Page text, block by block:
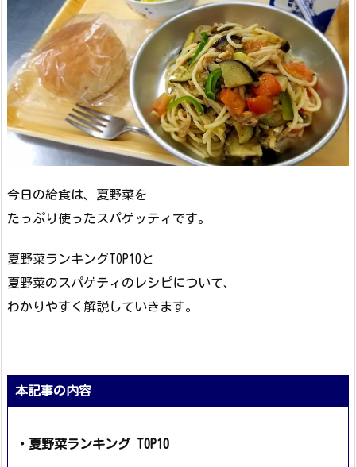
今日の給食は、夏野菜を
たっぷり使ったスパゲッティです。
夏野菜ランキングTOP10と
夏野菜のスパゲティのレシピについて、
わかりやすく解説していきます。
本記事の内容
・夏野菜ランキング TOP10